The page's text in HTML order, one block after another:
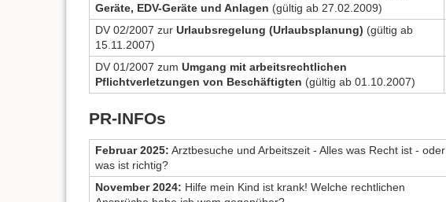
Geräte, EDV-Geräte und Anlagen (gültig ab 27.02.2009)
DV 02/2007 zur Urlaubsregelung (Urlaubsplanung) (gültig ab
15.11.2007)
DV 01/2007 zum Umgang mit arbeitsrechtlichen
Pflichtverletzungen von Beschäftigten (gültig ab 01.10.2007)
PR-INFOs
Februar 2025: Arztbesuche und Arbeitszeit - Alles was Recht ist - oder
was ist richtig?
November 2024: Hilfe mein Kind ist krank! Welche rechtlichen